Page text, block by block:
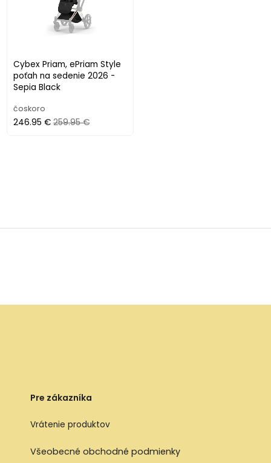
Cybex Priam, ePriam Style
poťah na sedenie 2026 -
Sepia Black
čoskoro
246.95 € 259.95 €
Pre zákazníka
Vrátenie produktov
Všeobecné obchodné podmienky